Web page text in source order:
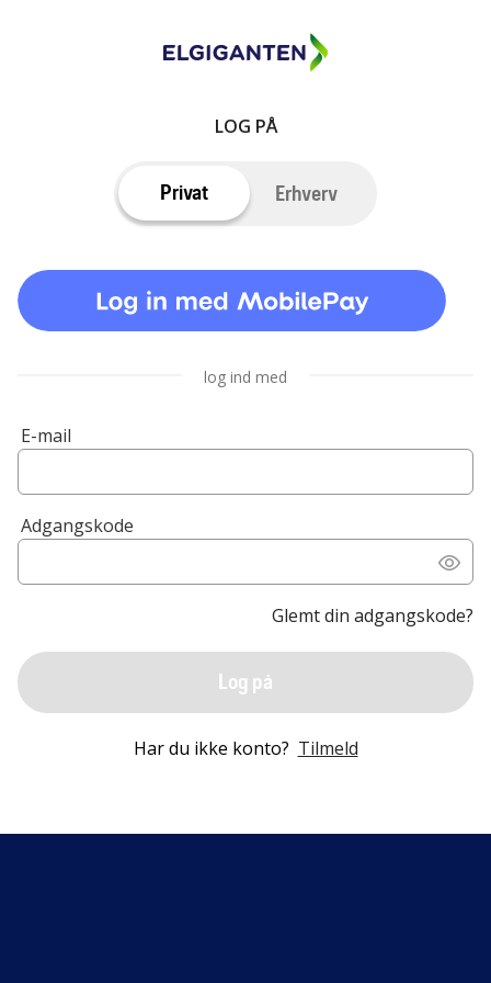
LOG PÅ
Privat Erhverv
log ind med
E-mail
Adgangskode
Glemt din adgangskode?
Log på
Har du ikke konto? Tilmeld